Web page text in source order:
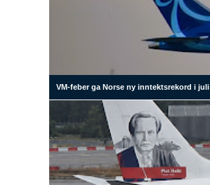
VM-feber ga Norse ny inntektsrekord i juli